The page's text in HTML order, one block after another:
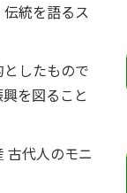
統を語るス
したもので
を図ること
古代人のモニ